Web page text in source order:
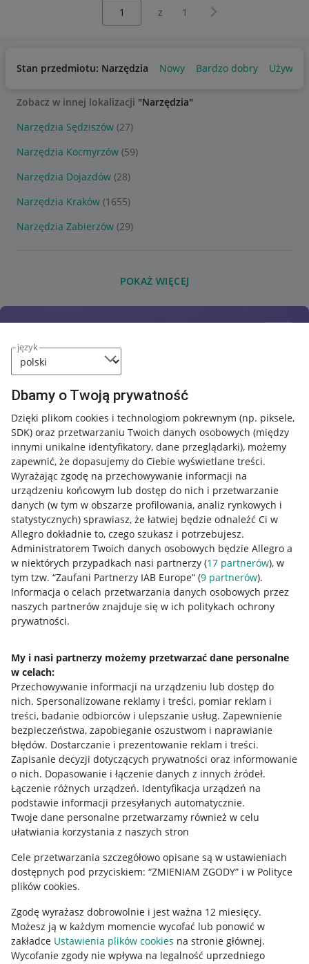
język
Dbamy o Twoją prywatność
Dzięki plikom cookies i technologiom pokrewnym (np. piksele,
SDK) oraz przetwarzaniu Twoich danych osobowych (między
innymi unikalne identyfikatory, dane przeglądarki), możemy
zapewnić, że dopasujemy do Ciebie wyświetlane treści.
Wyrażając zgodę na przechowywanie informacji na
urządzeniu końcowym lub dostęp do nich i przetwarzanie
danych (w tym w obszarze profilowania, analiz rynkowych i
statystycznych) sprawiasz, że łatwiej będzie odnaleźć Ci w
Allegro dokładnie to, czego szukasz i potrzebujesz.
Administratorem Twoich danych osobowych będzie Allegro a
w niektórych przypadkach nasi partnerzy (17 partnerów), w
tym tzw. “Zaufani Partnerzy IAB Europe” (9 partnerów).
Informacja o celach przetwarzania danych osobowych przez
naszych partnerów znajduje się w ich politykach ochrony
prywatności.
My i nasi partnerzy możemy przetwarzać dane personalne
w celach:
Przechowywanie informacji na urządzeniu lub dostęp do
nich. Spersonalizowane reklamy i treści, pomiar reklam i
treści, badanie odbiorców i ulepszanie usług. Zapewnienie
bezpieczeństwa, zapobieganie oszustwom i naprawianie
błędów. Dostarczanie i prezentowanie reklam i treści.
Zapisanie decyzji dotyczących prywatności oraz informowanie
o nich. Dopasowanie i łączenie danych z innych źródeł.
Łączenie różnych urządzeń. Identyfikacja urządzeń na
podstawie informacji przesyłanych automatycznie.
Twoje dane personalne przetwarzamy również w celu
ułatwiania korzystania z naszych stron
Cele przetwarzania szczegółowo opisane są w ustawieniach
dostępnych pod przyciskiem: “ZMIENIAM ZGODY” i w Polityce
plików cookies.
Zgodę wyrażasz dobrowolnie i jest ważna 12 miesięcy.
Możesz ją w każdym momencie wycofać lub ponowić w
zakładce Ustawienia plików cookies na stronie głównej.
Wycofanie zgody nie wpływa na legalność uprzedniego
z 1 Następna strona
Stan przedmiotu: Narzędzia Nowy Bardzo dobry Używany
Zobacz w innej lokalizacji "Narzędzia"
Narzędzia Sędziszów (27)
Narzędzia Kocmyrzów (59)
Narzędzia Dojazdów (28)
Narzędzia Kraków (1655)
Narzędzia Zabierzów (29)
POKAŻ WIĘCEJ
Przydatne informacje
Jak to działa
Allegro Gadane dla sprzedających
Allegro Gadane dla kupujących
Mapa miejscowości
Informacje prawne
Regulamin
Polityka plików "cookies"
Ustawienia plików "cookies"
Udostępnianie lokalizacji
Informacje dla Aktu o Usługach Cyfrowych
Pobierz aplikację